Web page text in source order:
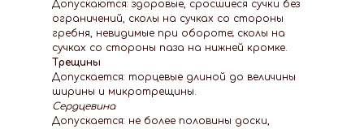
Допускаются: здоровые, сросшиеся сучки без
ограничений, сколы на сучках со стороны
гребня, невидимые при обороте; сколы на
сучках со стороны паза на нижней кромке.
Трещины
Допускается: торцевые длиной до величины
ширины и микротрещины.
Сердцевина
Допускается: не более половины доски,